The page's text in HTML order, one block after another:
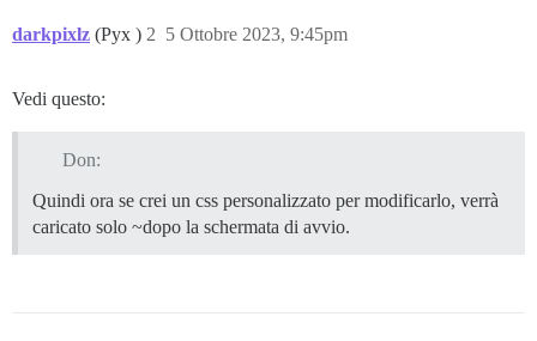
darkpixlz (Pyx ) 5 Ottobre 2023, 9:45pm
2
Vedi questo:
Don:
Quindi ora se crei un css personalizzato per modificarlo, verrà
caricato solo ~dopo la schermata di avvio.